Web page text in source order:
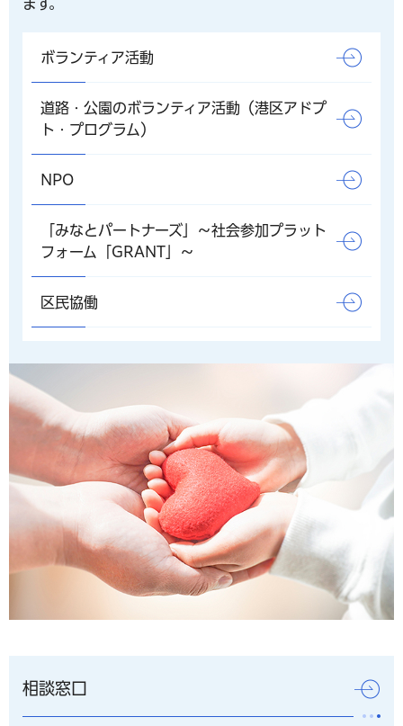
ます。
ボランティア活動
道路・公園のボランティア活動（港区アドプ
ト・プログラム）
NPO
「みなとパートナーズ」～社会参加プラット
フォーム「GRANT」～
区民協働
相談窓口